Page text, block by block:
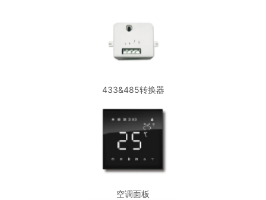
433&485转换器
空调面板